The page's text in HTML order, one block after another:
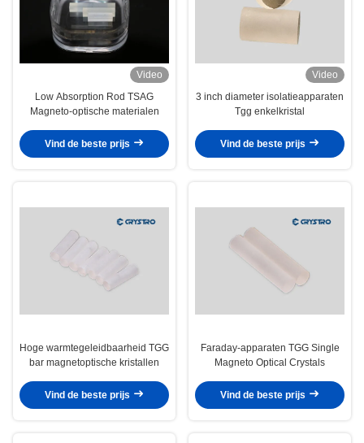
Video
Low Absorption Rod TSAG
Magneto-optische materialen
Vind de beste prijs
Video
3 inch diameter isolatieapparaten
Tgg enkelkristal
Vind de beste prijs
Hoge warmtegeleidbaarheid TGG
bar magnetoptische kristallen
Vind de beste prijs
Faraday-apparaten TGG Single
Magneto Optical Crystals
Vind de beste prijs